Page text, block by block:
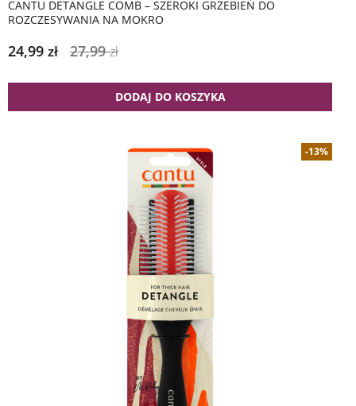
CANTU DETANGLE COMB – SZEROKI GRZEBIEŃ DO
ROZCZESYWANIA NA MOKRO
24,99 zł 27,99zł
DODAJ DO KOSZYKA
-13%